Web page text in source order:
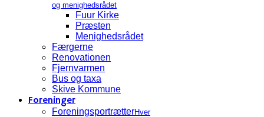
og menighedsrådet
Fuur Kirke
Præsten
Menighedsrådet
Færgerne
Renovationen
Fjernvarmen
Bus og taxa
Skive Kommune
Foreninger
ForeningsportrætterHver